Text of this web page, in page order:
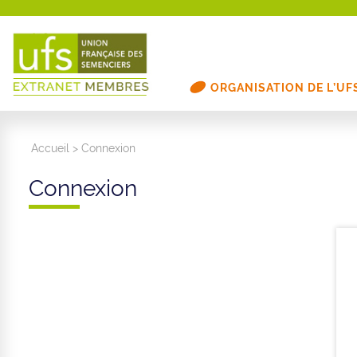
ORGANISATION DE
Accueil >Connexion
Connexion